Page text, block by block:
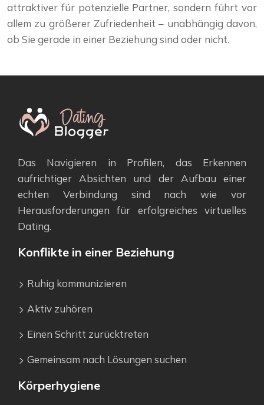
attraktiver für potenzielle Partner, sondern führt vor
allem zu größerer Zufriedenheit – unabhängig davon,
ob Sie gerade in einer Beziehung sind oder nicht.
Das Navigieren in Profilen, das Erkennen
aufrichtiger Absichten und der Aufbau einer
echten Verbindung sind nach wie vor
Herausforderungen für erfolgreiches virtuelles
Dating.
Konflikte in einer Beziehung
Ruhig kommunizieren
Aktiv zuhören
Einen Schritt zurücktreten
Gemeinsam nach Lösungen suchen
Körperhygiene